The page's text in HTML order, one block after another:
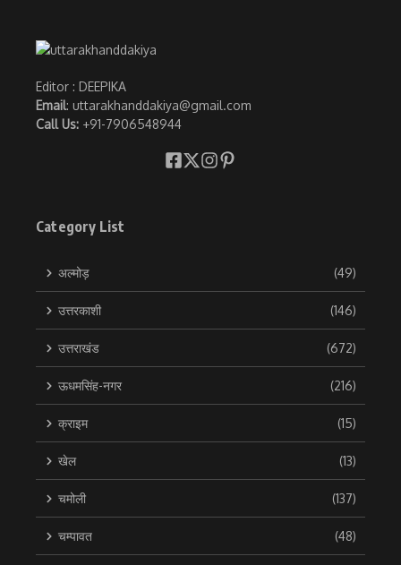
Editor : DEEPIKA
Email: uttarakhanddakiya@gmail.com
Call Us: +91-7906548944
Category List
अल्मोड़ (49)
उत्तरकाशी (146)
उत्तराखंड (672)
ऊधमसिंह-नगर (216)
क्राइम (15)
खेल (13)
चमोली (137)
चम्पावत (48)